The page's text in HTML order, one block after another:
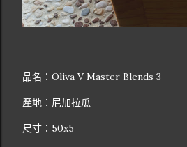
品名：Oliva V Master Blends 3
產地：尼加拉瓜
尺寸：50x5